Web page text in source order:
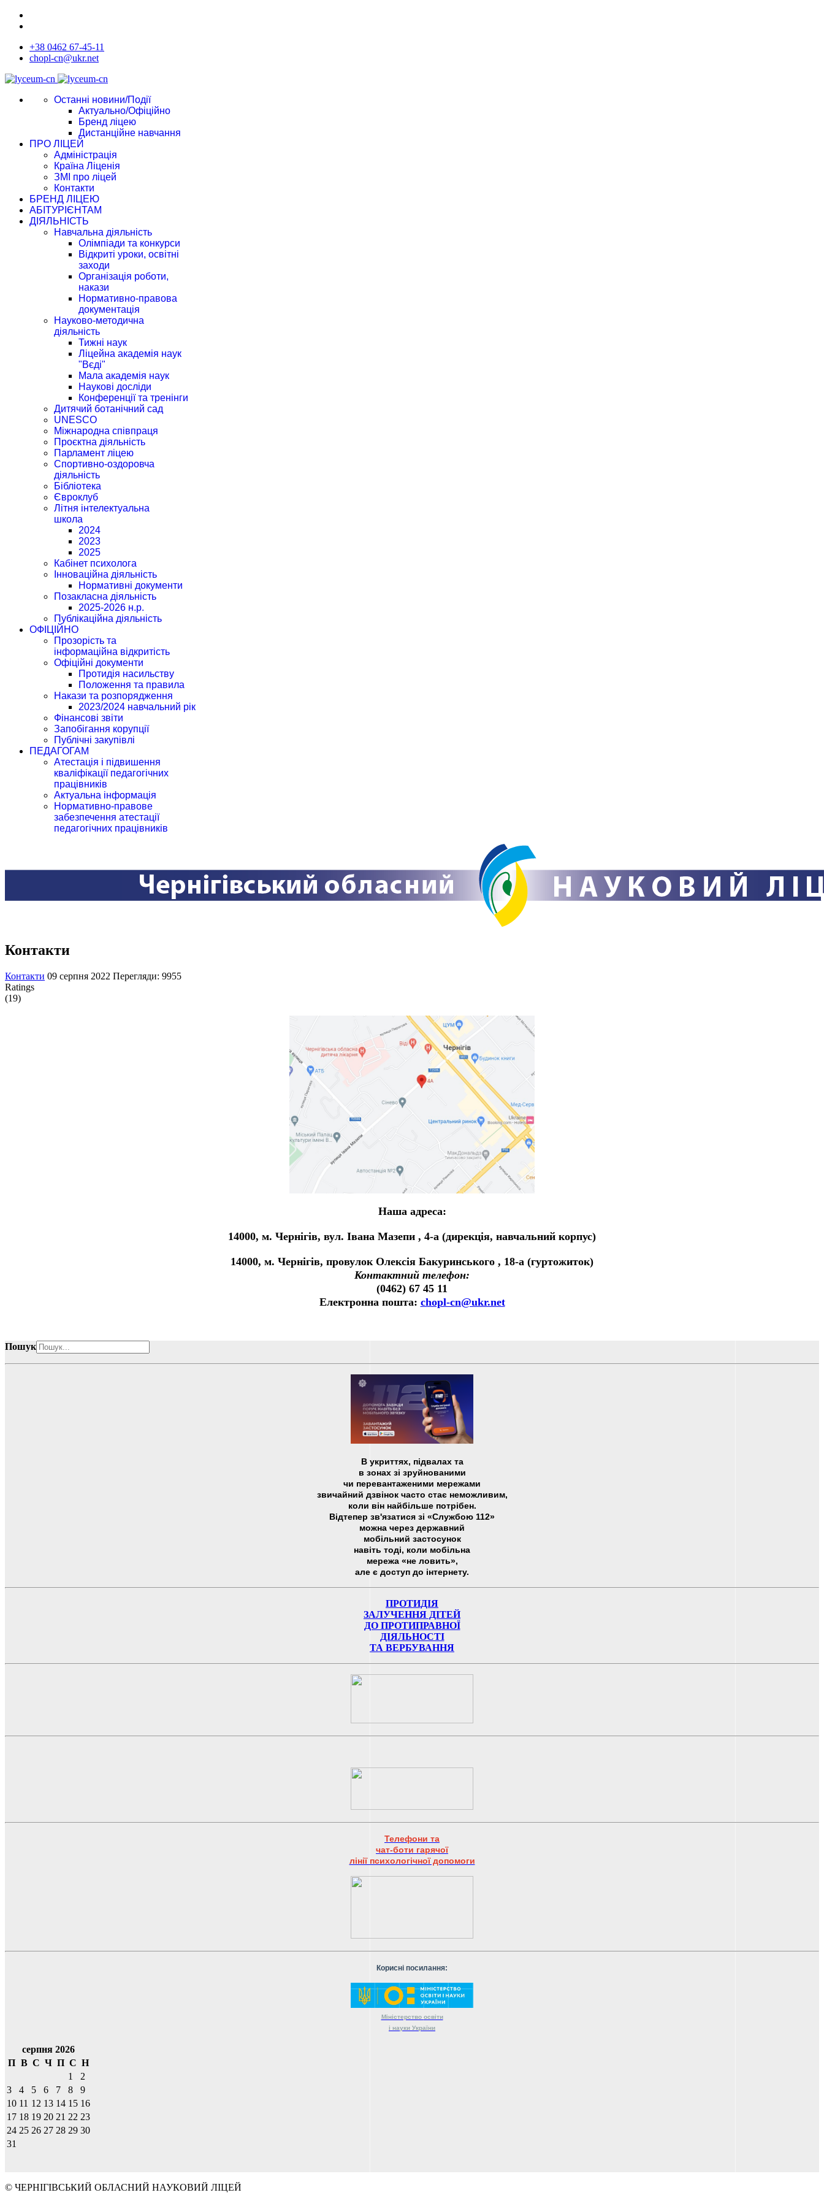
+38 0462 67-45-11
chopl-cn@ukr.net
Останні новини/Події
Актуально/Офіційно
Бренд ліцею
Дистанційне навчання
ПРО ЛІЦЕЙ
Адміністрація
Країна Ліценія
ЗМІ про ліцей
Контакти
БРЕНД ЛІЦЕЮ
АБІТУРІЄНТАМ
ДІЯЛЬНІСТЬ
Навчальна діяльність
Олімпіади та конкурси
Відкриті уроки, освітні
заходи
Організація роботи,
накази
Нормативно-правова
документація
Науково-методична
діяльність
Тижні наук
Ліцейна академія наук
"Вєді"
Мала академія наук
Наукові досліди
Конференції та тренінги
Дитячий ботанічний сад
UNESCO
Міжнародна співпраця
Проєктна діяльність
Парламент ліцею
Спортивно-оздоровча
діяльність
Бібліотека
Євроклуб
Літня інтелектуальна
школа
2024
2023
2025
Кабінет психолога
Інноваційна діяльність
Нормативні документи
Позакласна діяльність
2025-2026 н.р.
Публікаційна діяльність
ОФІЦІЙНО
Прозорість та
інформаційна відкритість
Офіційні документи
Протидія насильству
Положення та правила
Накази та розпорядження
2023/2024 навчальний рік
Фінансові звіти
Запобігання корупції
Публічні закупівлі
ПЕДАГОГАМ
Атестація і підвишення
кваліфікації педагогічних
працівників
Актуальна інформація
Нормативно-правове
забезпечення атестації
педагогічних працівників
Контакти
Контакти 09 серпня 2022 Перегляди: 9955
Ratings
(19)
Наша адреса:
14000, м. Чернігів, вул. Івана Мазепи , 4-а (дирекція, навчальний корпус)
14000, м. Чернігів, провулок Олексія Бакуринського , 18-а (гуртожиток)
Контактний телефон:
(0462) 67 45 11
Електронна пошта: chopl-cn@ukr.net
Пошук
В укриттях, підвалах та
в зонах зі зруйнованими
чи перевантаженими мережами
звичайний дзвінок часто стає неможливим,
коли він найбільше потрібен.
Відтепер зв'язатися зі «Службою 112»
можна через державний
мобільний застосунок
навіть тоді, коли мобільна
мережа «не ловить»,
але є доступ до інтернету.
ПРОТИДІЯ
ЗАЛУЧЕННЯ ДІТЕЙ
ДО ПРОТИПРАВНОЇ
ДІЯЛЬНОСТІ
ТА ВЕРБУВАННЯ
Телефони та
чат-боти гарячої
лінії психологічної допомоги
Корисні посилання:
Міністерство освіти
і науки України
серпня 2026
П В С Ч П С Н
1
2
3
4 5 6 7 8
9
10 11 12 13 14 15 16
17 18 19 20 21 22 23
24 25 26 27 28 29 30
31
© ЧЕРНІГІВСЬКИЙ ОБЛАСНИЙ НАУКОВИЙ ЛІЦЕЙ